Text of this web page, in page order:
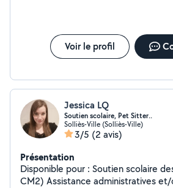
Voir le profil
Jessica LQ
Soutien scolaire, Pet Sitter..
Solliès-Ville (Solliès-Ville)
3/5 (2 avis)
Présentation
Disponible pour : Soutien scolaire des enfants (CP-
CM2) Assistance administratives